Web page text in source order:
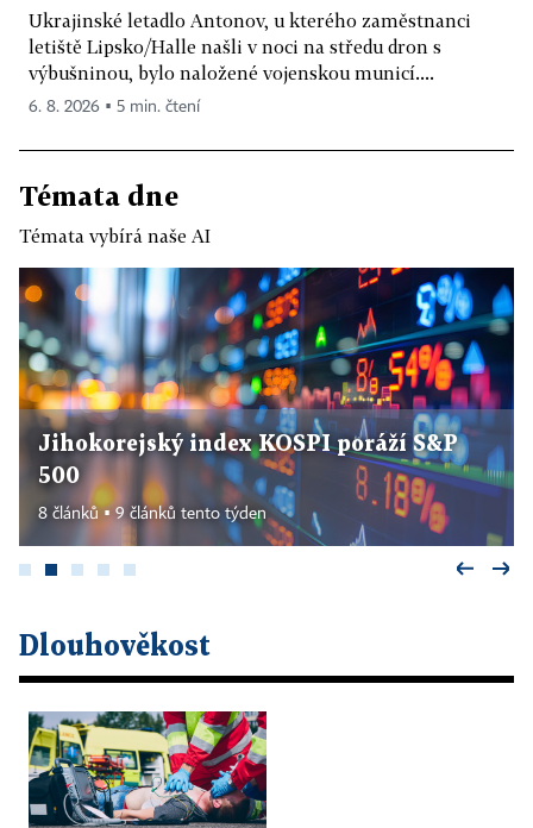
Ukrajinské letadlo Antonov, u kterého zaměstnanci
letiště Lipsko/Halle našli v noci na středu dron s
výbušninou, bylo naložené vojenskou municí....
6. 8. 2026 ▪ 5 min. čtení
Jihokorejský index KOSPI poráží S&P
500
8 článků ▪ 9 článků tento týden
Témata dne
Témata vybírá naše AI
Dlouhověkost